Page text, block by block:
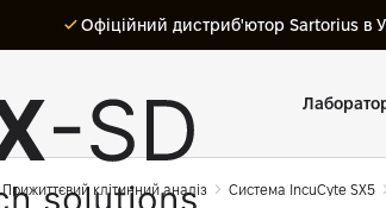
Офіційний дистриб'ютор Sartorius в
Прижиттєвий клітинний аналіз Cистема IncuCyte SX5